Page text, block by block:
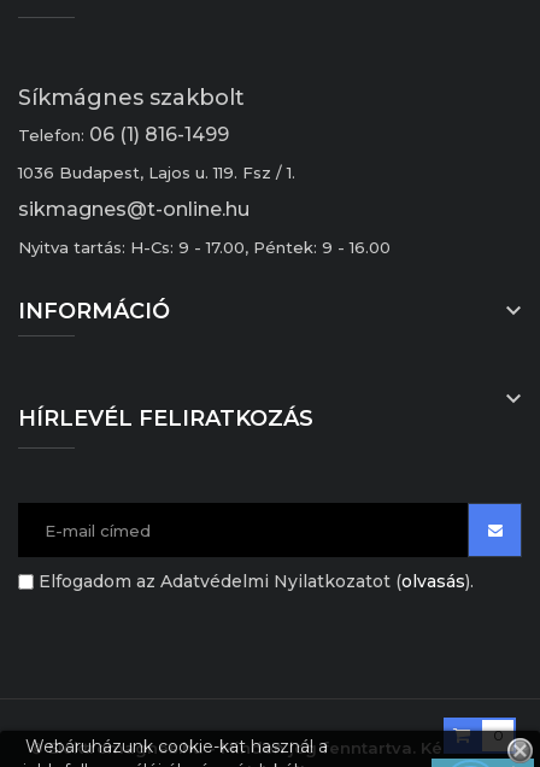
Webáruházunk cookie-kat használ a
Síkmágnes szakbolt
Telefon: 06 (1) 816-1499
1036 Budapest, Lajos u. 119. Fsz / 1.
sikmagnes@t-online.hu
Nyitva tartás: H-Cs: 9 - 17.00, Péntek: 9 - 16.00
INFORMÁCIÓ 

HÍRLEVÉL FELIRATKOZÁS
Elfogadom az Adatvédelmi Nyilatkozatot (olvasás).
© Elektromagnes.hu - Minden jog fenntartva. Készítette:
0